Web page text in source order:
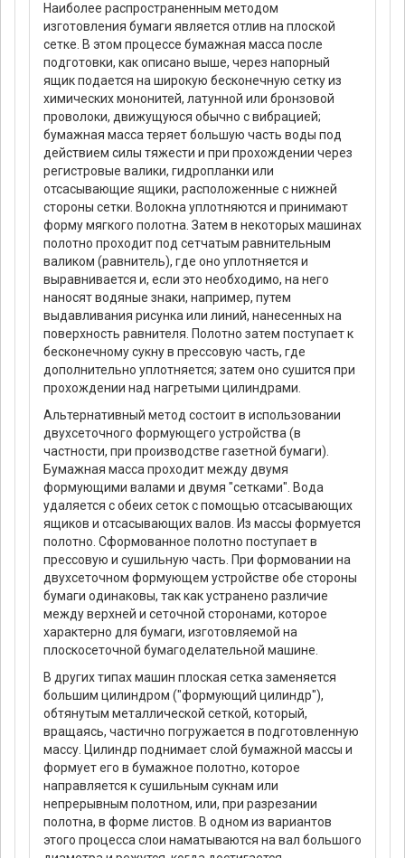
Наиболее распространенным методом
изготовления бумаги является отлив на плоской
сетке. В этом процессе бумажная масса после
подготовки, как описано выше, через напорный
ящик подается на широкую бесконечную сетку из
химических мононитей, латунной или бронзовой
проволоки, движущуюся обычно с вибрацией;
бумажная масса теряет большую часть воды под
действием силы тяжести и при прохождении через
регистровые валики, гидропланки или
отсасывающие ящики, расположенные с нижней
стороны сетки. Волокна уплотняются и принимают
форму мягкого полотна. Затем в некоторых машинах
полотно проходит под сетчатым равнительным
валиком (равнитель), где оно уплотняется и
выравнивается и, если это необходимо, на него
наносят водяные знаки, например, путем
выдавливания рисунка или линий, нанесенных на
поверхность равнителя. Полотно затем поступает к
бесконечному сукну в прессовую часть, где
дополнительно уплотняется; затем оно сушится при
прохождении над нагретыми цилиндрами.
Альтернативный метод состоит в использовании
двухсеточного формующего устройства (в
частности, при производстве газетной бумаги).
Бумажная масса проходит между двумя
формующими валами и двумя "сетками". Вода
удаляется с обеих сеток с помощью отсасывающих
ящиков и отсасывающих валов. Из массы формуется
полотно. Сформованное полотно поступает в
прессовую и сушильную часть. При формовании на
двухсеточном формующем устройстве обе стороны
бумаги одинаковы, так как устранено различие
между верхней и сеточной сторонами, которое
характерно для бумаги, изготовляемой на
плоскосеточной бумагоделательной машине.
В других типах машин плоская сетка заменяется
большим цилиндром ("формующий цилиндр"),
обтянутым металлической сеткой, который,
вращаясь, частично погружается в подготовленную
массу. Цилиндр поднимает слой бумажной массы и
формует его в бумажное полотно, которое
направляется к сушильным сукнам или
непрерывным полотном, или, при разрезании
полотна, в форме листов. В одном из вариантов
этого процесса слои наматываются на вал большого